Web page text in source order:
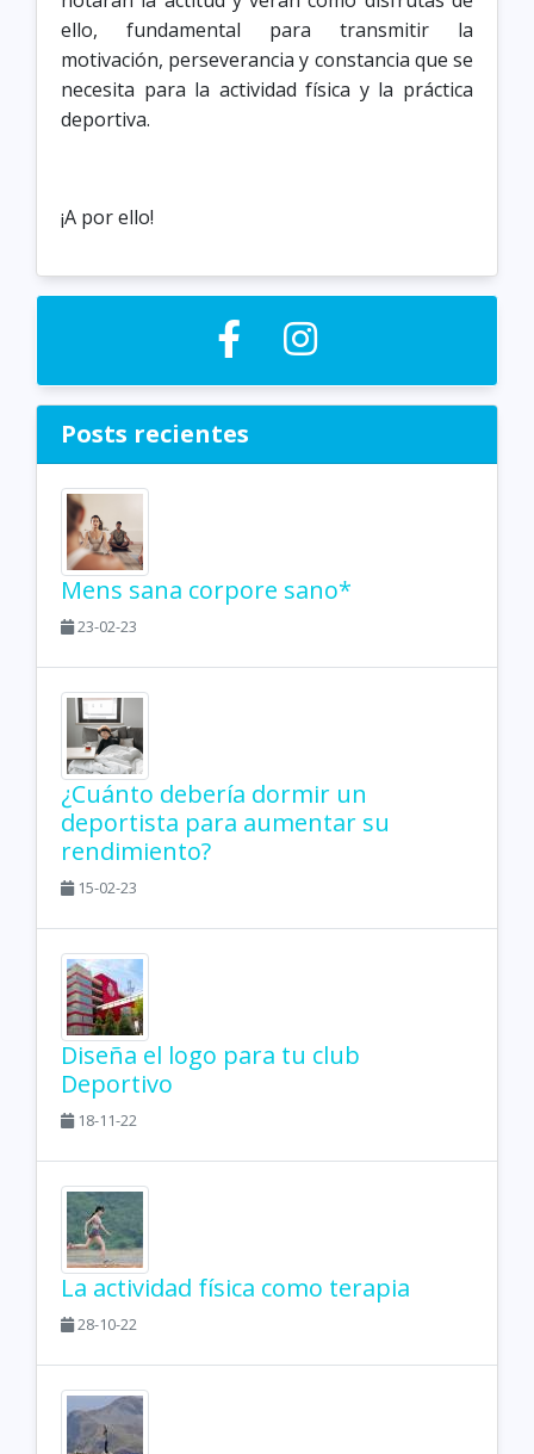
ello, fundamental para transmitir la
motivación, perseverancia y constancia que se
necesita para la actividad física y la práctica
deportiva.
¡A por ello!
Posts recientes
Mens sana corpore sano*
23-02-23
¿Cuánto debería dormir un
deportista para aumentar su
rendimiento?
15-02-23
Diseña el logo para tu club
Deportivo
18-11-22
La actividad física como terapia
28-10-22